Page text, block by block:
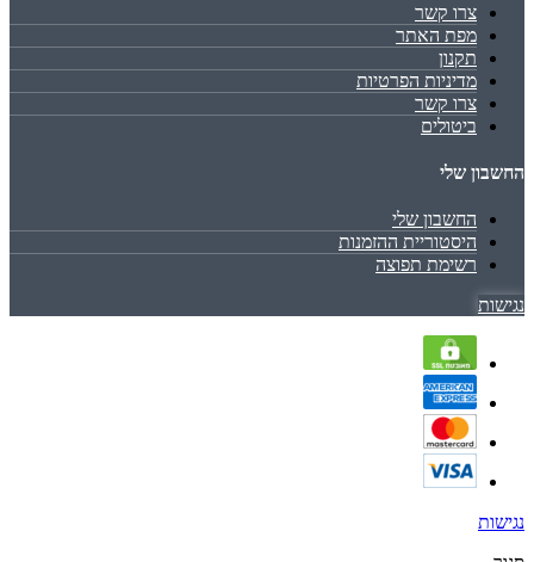
צרו קשר
מפת האתר
תקנון
מדיניות הפרטיות
צרו קשר
ביטולים
החשבון שלי
החשבון שלי
היסטוריית ההזמנות
רשימת תפוצה
נגישות
נגישות